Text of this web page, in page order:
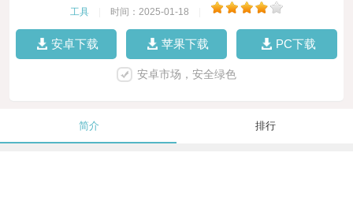
工具 时间：2025-01-18
安卓下载 苹果下载 PC下载
安卓市场，安全绿色
简介 排行